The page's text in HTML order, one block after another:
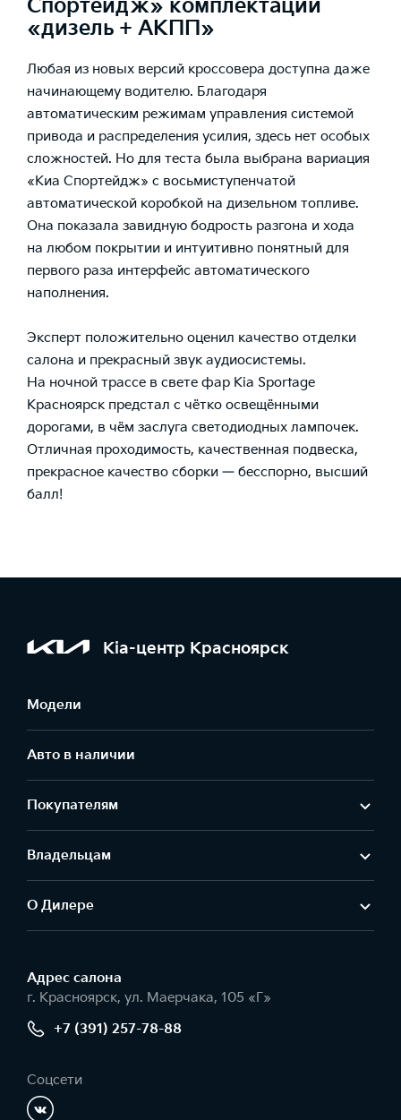
Спортейдж» комплектации
«дизель + АКПП»
Любая из новых версий кроссовера доступна даже
начинающему водителю. Благодаря
автоматическим режимам управления системой
привода и распределения усилия, здесь нет особых
сложностей. Но для теста была выбрана вариация
«Киа Спортейдж» с восьмиступенчатой
автоматической коробкой на дизельном топливе.
Она показала завидную бодрость разгона и хода
на любом покрытии и интуитивно понятный для
первого раза интерфейс автоматического
наполнения.
Эксперт положительно оценил качество отделки
салона и прекрасный звук аудиосистемы.
На ночной трассе в свете фар Kia Sportage
Красноярск предстал с чётко освещёнными
дорогами, в чём заслуга светодиодных лампочек.
Отличная проходимость, качественная подвеска,
прекрасное качество сборки — бесспорно, высший
балл!
Kia-центр Красноярск
Модели
Авто в наличии
Покупателям
Владельцам
О Дилере
Адрес салонa
г. Красноярск, ул. Маерчака, 105 «Г»
+7 (391) 257-78-88
Соцсети